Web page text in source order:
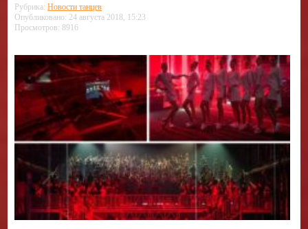
Рубрика:Новости танцев
Опубликовано: 24 августа 2018, 15:23
Просмотров: 8916